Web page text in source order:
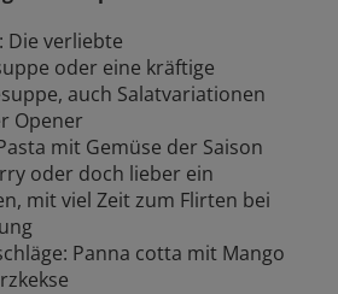
Die verliebte
oder eine kräftige
auch Salatvariationen
Opener
mit Gemüse der Saison
oder doch lieber ein
mit viel Zeit zum Flirten bei
Panna cotta mit Mango